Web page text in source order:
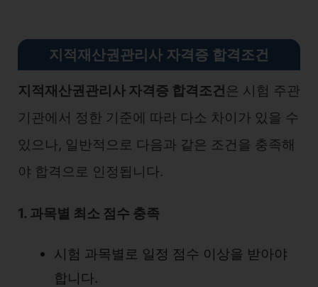
지적재산권관리사 자격증 합격조건
지적재산권관리사 자격증 합격조건은 시험 주관
기관에서 정한 기준에 따라 다소 차이가 있을 수
있으나, 일반적으로 다음과 같은 조건을 충족해
야 합격으로 인정됩니다.
1. 과목별 최소 점수 충족
시험 과목별로 일정 점수 이상을 받아야
합니다.